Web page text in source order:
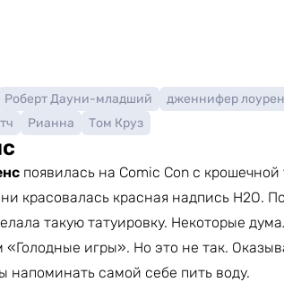
Роберт Дауни-младший дженнифер
Рианна Том Круз
появилась на Comic Con с крошечной
красовалась красная надпись H2O.
такую татуировку. Некоторые
игры». Но это не так.
напоминать самой себе пить воду.